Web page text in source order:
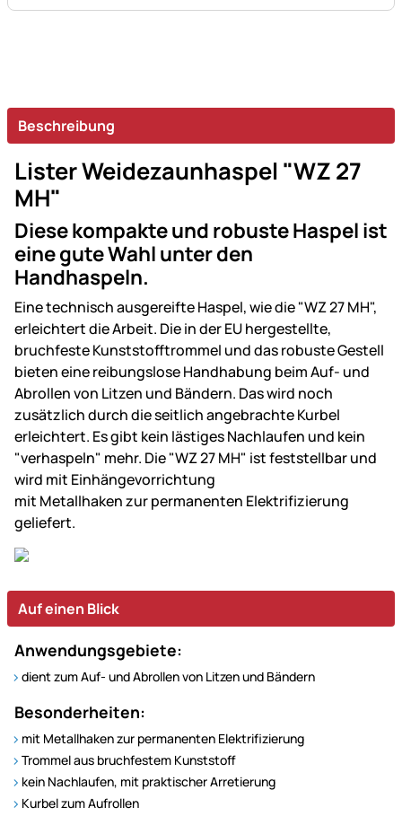
Beschreibung
Lister Weidezaunhaspel "WZ 27
MH"
Diese kompakte und robuste Haspel ist
eine gute Wahl unter den
Handhaspeln.
Eine technisch ausgereifte Haspel, wie die "WZ 27 MH",
erleichtert die Arbeit. Die in der EU hergestellte,
bruchfeste Kunststofftrommel und das robuste Gestell
bieten eine reibungslose Handhabung beim Auf- und
Abrollen von Litzen und Bändern. Das wird noch
zusätzlich durch die seitlich angebrachte Kurbel
erleichtert. Es gibt kein lästiges Nachlaufen und kein
"verhaspeln" mehr. Die "WZ 27 MH" ist feststellbar und
wird mit Einhängevorrichtung
mit Metallhaken zur permanenten Elektrifizierung
geliefert.
Auf einen Blick
Anwendungsgebiete:
dient zum Auf- und Abrollen von Litzen und Bändern
Besonderheiten:
mit Metallhaken zur permanenten Elektrifizierung
Trommel aus bruchfestem Kunststoff
kein Nachlaufen, mit praktischer Arretierung
Kurbel zum Aufrollen